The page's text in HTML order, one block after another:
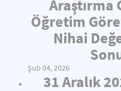
Araştırma
Öğretim
Nihai
Şub 04, 2026
31 Aralık